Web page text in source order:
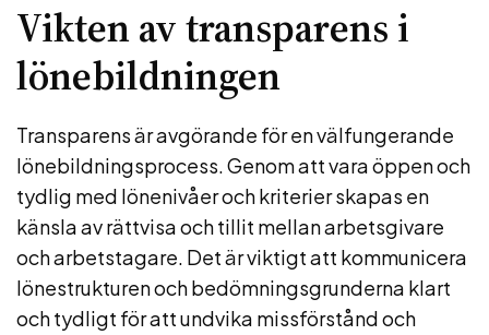
Vikten av transparens i
lönebildningen
Transparens är avgörande för en välfungerande
lönebildningsprocess. Genom att vara öppen och
tydlig med lönenivåer och kriterier skapas en
känsla av rättvisa och tillit mellan arbetsgivare
och arbetstagare. Det är viktigt att kommunicera
lönestrukturen och bedömningsgrunderna klart
och tydligt för att undvika missförstånd och